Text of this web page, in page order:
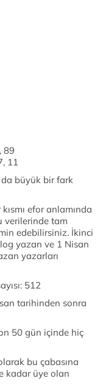
89
11
büyük bir fark
efor anlamında
verilerinde tam
edebilirsiniz. İkinci
yazan ve 1 Nisan
yazarları
512
tarihinden sonra
50 gün içinde hiç
bu çabasına
kadar üye olan